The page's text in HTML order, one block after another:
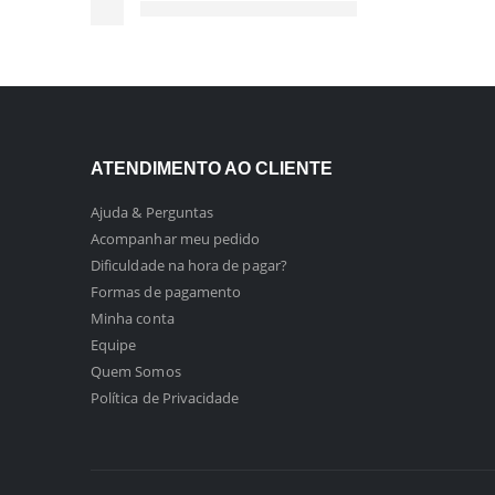
ATENDIMENTO AO CLIENTE
Ajuda & Perguntas
Acompanhar meu pedido
Dificuldade na hora de pagar?
Formas de pagamento
Minha conta
Equipe
Quem Somos
Política de Privacidade